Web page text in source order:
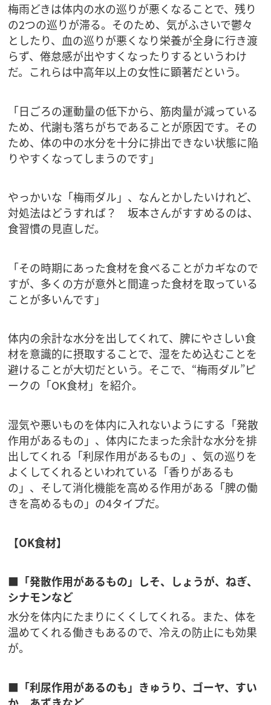
梅雨どきは体内の水の巡りが悪くなることで、残り
の2つの巡りが滞る。そのため、気がふさいで鬱々
としたり、血の巡りが悪くなり栄養が全身に行き渡
らず、倦怠感が出やすくなったりするというわけ
だ。これらは中高年以上の女性に顕著だという。
「日ごろの運動量の低下から、筋肉量が減っている
ため、代謝も落ちがちであることが原因です。その
ため、体の中の水分を十分に排出できない状態に陥
りやすくなってしまうのです」
やっかいな「梅雨ダル」、なんとかしたいけれど、
対処法はどうすれば？ 坂本さんがすすめるのは、
食習慣の見直しだ。
「その時期にあった食材を食べることがカギなので
すが、多くの方が意外と間違った食材を取っている
ことが多いんです」
体内の余計な水分を出してくれて、脾にやさしい食
材を意識的に摂取することで、湿をため込むことを
避けることが大切だという。そこで、“梅雨ダル”ピ
ークの「OK食材」を紹介。
湿気や悪いものを体内に入れないようにする「発散
作用があるもの」、体内にたまった余計な水分を排
出してくれる「利尿作用があるもの」、気の巡りを
よくしてくれるといわれている「香りがあるも
の」、そして消化機能を高める作用がある「脾の働
きを高めるもの」の4タイプだ。
【OK食材】
■「発散作用があるもの」しそ、しょうが、ねぎ、
シナモンなど
水分を体内にたまりにくくしてくれる。また、体を
温めてくれる働きもあるので、冷えの防止にも効果
が。
■「利尿作用があるのも」きゅうり、ゴーヤ、すい